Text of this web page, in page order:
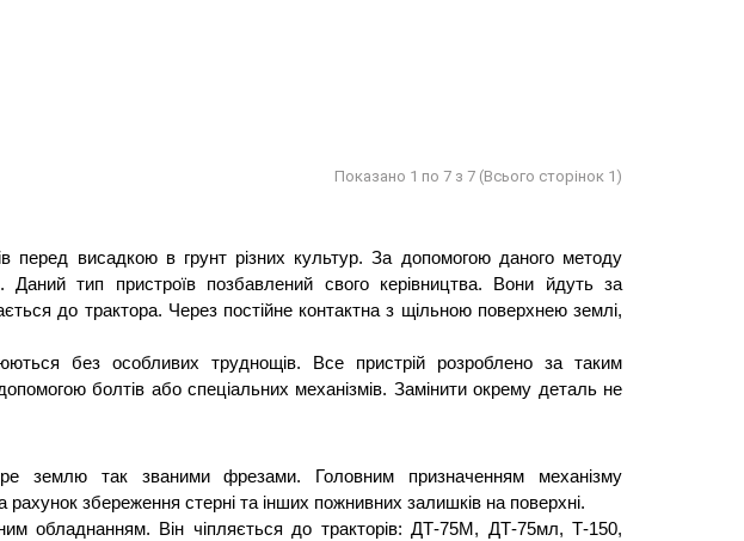
Показано 1 по 7 з 7 (Всього сторінок 1)
перед висадкою в грунт різних культур. За допомогою даного методу
Даний тип пристроїв позбавлений свого керівництва. Вони йдуть за
до трактора. Через постійне контактна з щільною поверхнею землі,
без особливих труднощів. Все пристрій розроблено за таким
болтів або спеціальних механізмів. Замінити окрему деталь не
землю так званими фрезами. Головним призначенням механізму
рахунок збереження стерні та інших пожнивних залишків на поверхні.
обладнанням. Він чіпляється до тракторів: ДТ-75М, ДТ-75мл, Т-150,